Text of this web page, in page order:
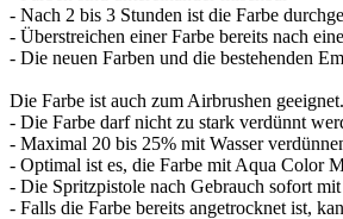
- Nach 2 bis 3 Stunden ist die Farbe
- Überstreichen einer Farbe bereits nach
- Die neuen Farben und die bestehenden
Die Farbe ist auch zum Airbrushen
- Die Farbe darf nicht zu stark verdünnt
- Maximal 20 bis 25% mit Wasser
- Optimal ist es, die Farbe mit Aqua Color
- Die Spritzpistole nach Gebrauch sofort mit
- Falls die Farbe bereits angetrocknet ist,